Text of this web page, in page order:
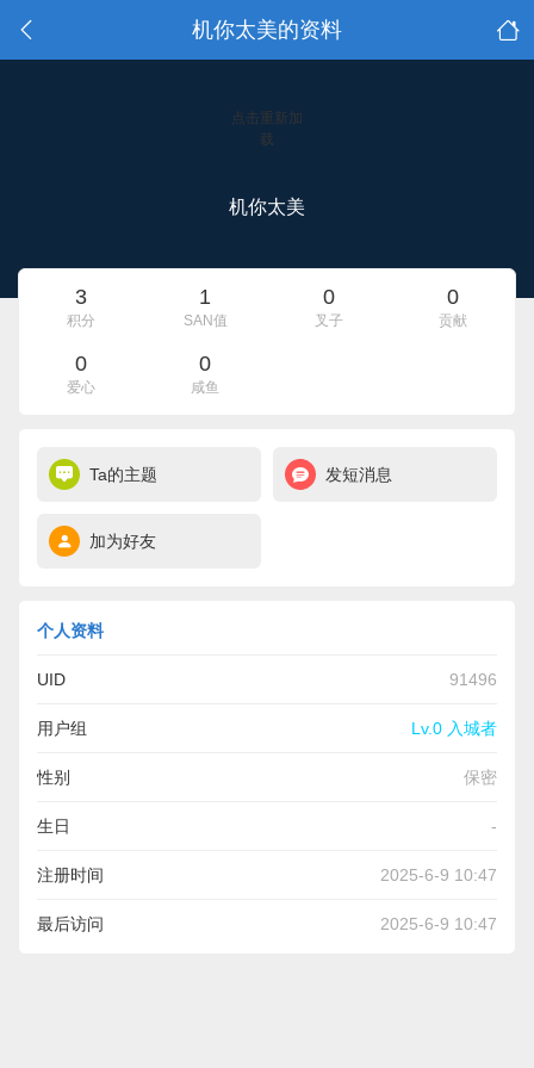
机你太美的资料
点击重新加
载
机你太美
3
积分
1
SAN值
0
叉子
0
贡献
0
爱心
0
咸鱼
Ta的主题 发短消息
加为好友
个人资料
UID 91496
用户组 Lv.0 入城者
性别 保密
生日 -
注册时间 2025-6-9 10:47
最后访问 2025-6-9 10:47